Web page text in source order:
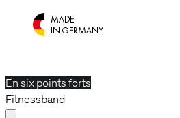
En six points forts
Fitnessband